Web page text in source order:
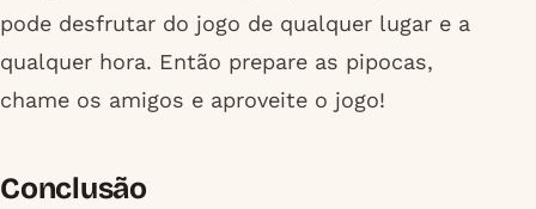
pode desfrutar do jogo de qualquer lugar e a
qualquer hora. Então prepare as pipocas,
chame os amigos e aproveite o jogo!
Conclusão